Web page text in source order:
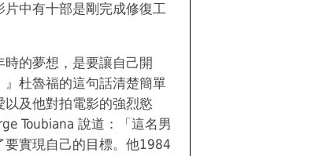
中有十部是剛完成修復工
時的夢想，是要讓自己開
杜魯福的這句話清楚簡單
及他對拍電影的強烈慾
Toubiana 說道：「這名男
實現自己的目標。他1984